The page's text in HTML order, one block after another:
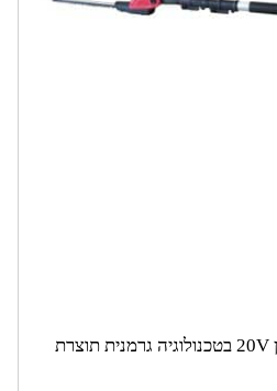
גוזם גדר חי טלסקופי נטען 20V בטכנולוגיה גרמנית תוצרת